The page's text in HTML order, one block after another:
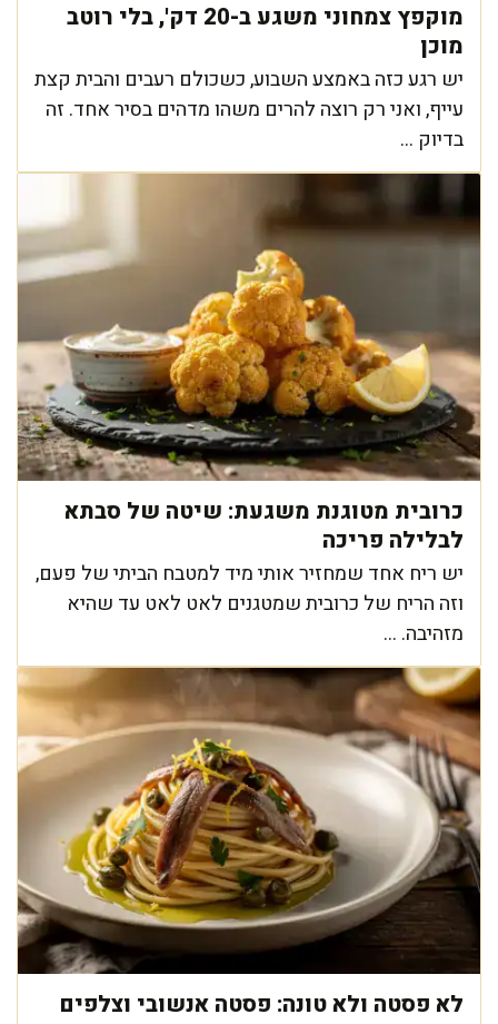
מוקפץ צמחוני משגע ב-20 דק', בלי רוטב
מוכן
יש רגע כזה באמצע השבוע, כשכולם רעבים והבית קצת
עייף, ואני רק רוצה להרים משהו מדהים בסיר אחד. זה
בדיוק ...
כרובית מטוגנת משגעת: שיטה של סבתא
לבלילה פריכה
יש ריח אחד שמחזיר אותי מיד למטבח הביתי של פעם,
וזה הריח של כרובית שמטגנים לאט לאט עד שהיא
מזהיבה. ...
לא פסטה ולא טונה: פסטה אנשובי וצלפים